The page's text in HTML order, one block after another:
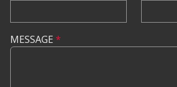
MESSAGE *